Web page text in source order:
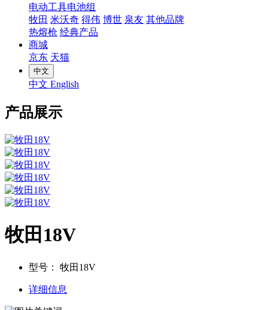
电动工具电池组
牧田 米沃奇 得伟 博世 泉友 其他品牌
热熔枪 经典产品
商城
京东 天猫
中文
中文 English
产品展示
牧田18V
型号： 牧田18V
详细信息